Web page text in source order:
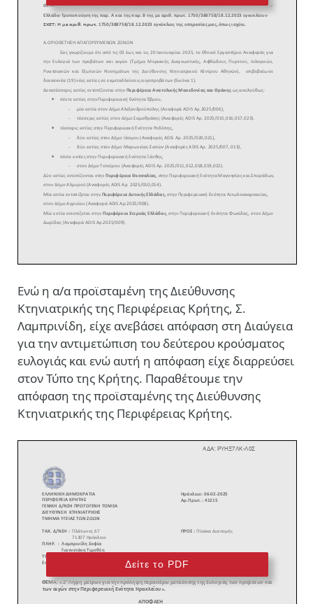
Ενώ η α/α προϊσταμένη της Διεύθυνσης
Κτηνιατρικής της Περιφέρειας Κρήτης, Σ.
Λαμπρινίδη, είχε ανεβάσει απόφαση στη Διαύγεια
για την αντιμετώπιση του δεύτερου κρούσματος
ευλογιάς και ενώ αυτή η απόφαση είχε διαρρεύσει
στον Τύπο της Κρήτης. Παραθέτουμε την
απόφαση της προϊσταμένης της Διεύθυνσης
Κτηνιατρικής της Περιφέρειας Κρήτης.
Δείτε το PDF